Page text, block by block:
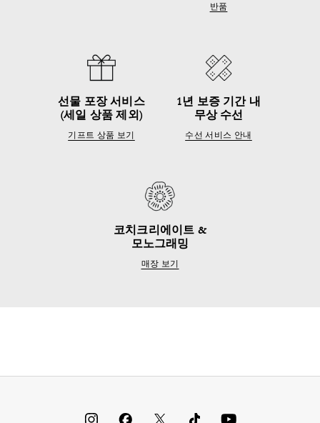
반품
선물 포장 서비스
(세일 상품 제외)
기프트 상품 보기
1년 보증 기간 내
무상 수선
수선 서비스 안내
코치크리에이트 &
모노그래밍
매장 보기